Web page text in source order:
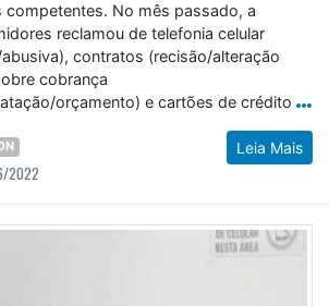
competentes. No mês passado, a
reclamou de telefonia celular
contratos (recisão/alteração
cobrança
orçamento) e cartões de crédito
Leia Mais
2022